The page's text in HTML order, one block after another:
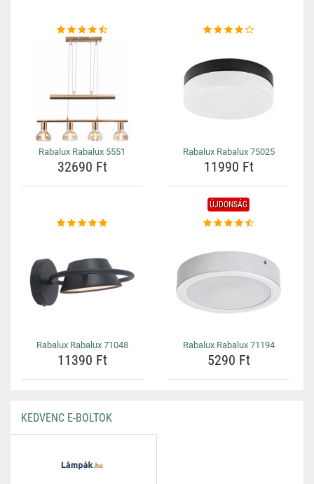
Rabalux Rabalux 5551
32690 Ft
Rabalux Rabalux 75025
11990 Ft
Rabalux Rabalux 71048
11390 Ft
ÚJDONSÁG
Rabalux Rabalux 71194
5290 Ft
KEDVENC E-BOLTOK